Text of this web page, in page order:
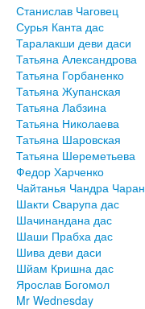
Станислав Чаговец
Сурья Канта дас
Таралакши деви даси
Татьяна Александрова
Татьяна Горбаненко
Татьяна Жупанская
Татьяна Лабзина
Татьяна Николаева
Татьяна Шаровская
Татьяна Шереметьева
Федор Харченко
Чайтанья Чандра Чаран
Шакти Сварупа дас
Шачинандана дас
Шаши Прабха дас
Шива деви даси
Шйам Кришна дас
Ярослав Богомол
Mr Wednesday